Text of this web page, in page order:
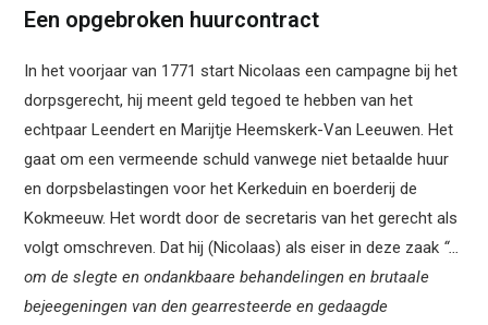
Een opgebroken huurcontract
In het voorjaar van 1771 start Nicolaas een campagne bij het
dorpsgerecht, hij meent geld tegoed te hebben van het
echtpaar Leendert en Marijtje Heemskerk-Van Leeuwen. Het
gaat om een vermeende schuld vanwege niet betaalde huur
en dorpsbelastingen voor het Kerkeduin en boerderij de
Kokmeeuw. Het wordt door de secretaris van het gerecht als
volgt omschreven. Dat hij (Nicolaas) als eiser in deze zaak “…
om de slegte en ondankbaare behandelingen en brutaale
bejeegeningen van den gearresteerde en gedaagde